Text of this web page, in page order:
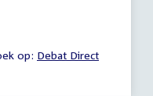
op: External
Debat Direct